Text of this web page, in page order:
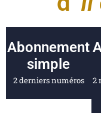
Abonnement
simple
2 derniers numéros
2